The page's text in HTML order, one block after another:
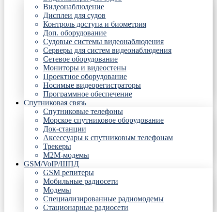
Видеонаблюдение
Дисплеи для судов
Контроль доступа и биометрия
Доп. оборудование
Судовые системы видеонаблюдения
Серверы для систем видеонаблюдения
Сетевое оборудование
Мониторы и видеостены
Проектное оборудование
Носимые видеорегистраторы
Программное обеспечение
Спутниковая связь
Спутниковые телефоны
Морское спутниковое оборудование
Док-станции
Аксессуары к спутниковым телефонам
Трекеры
М2М-модемы
GSM/VoIP/ШПД
GSM репитеры
Мобильные радиосети
Модемы
Специализированные радиомодемы
Стационарные радиосети